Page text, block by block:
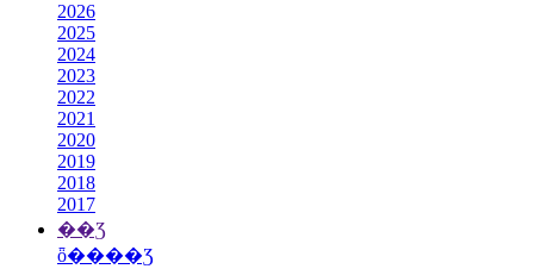
2026
2025
2024
2023
2022
2021
2020
2019
2018
2017
��Ʒ
ȫ����Ʒ